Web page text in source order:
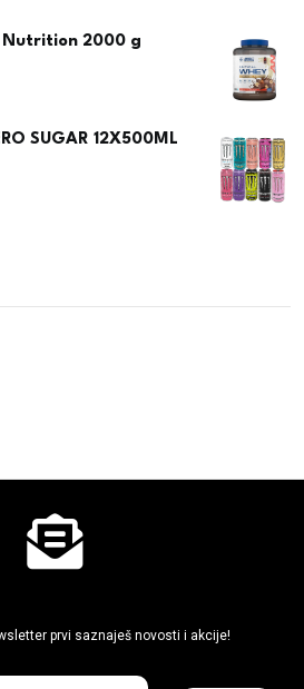
Nutrition 2000 g
SUGAR 12X500ML
prvi saznaješ novosti i akcije!